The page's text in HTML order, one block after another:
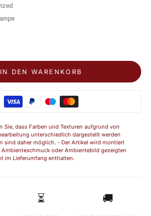
erhöhen
IN DEN WARENKORB
Sie, dass Farben und Texturen aufgrund von
unterschiedlich dargestellt werden
sind daher möglich. - Der Artikel wird montiert
oder Ambientebild gezeigten
im Lieferumfang enthalten.
⏳ 🚚